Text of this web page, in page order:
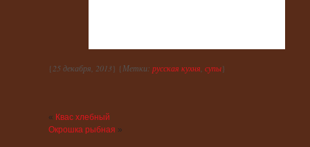
{25 декабря, 2013} {Метки: русская кухня супы}
« Квас хлебный
Окрошка рыбная »